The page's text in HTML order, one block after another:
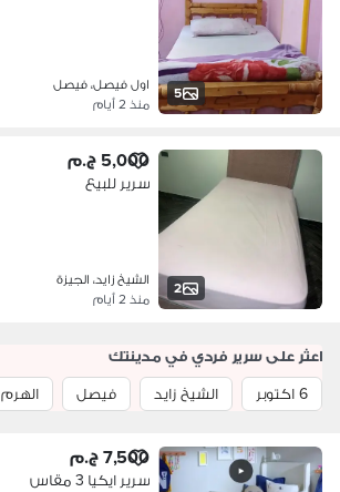
5
اول فيصل، فيصل
منذ 2 أيام
2
5,000 ج.م
سرير للبيع
الشيخ زايد، الجيزة
منذ 2 أيام
اعثر على سرير فردي في مدينتك
6 اكتوبر
الشيخ زايد فيصل الهرم
7,500 ج.م
سرير ايكيا 3 مقاس